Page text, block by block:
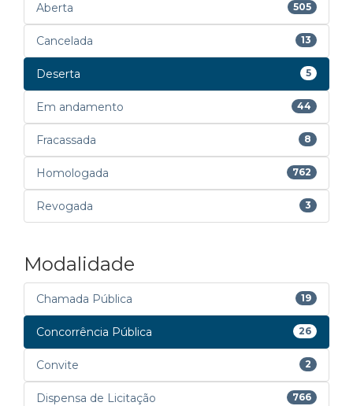
Aberta 505
Cancelada 13
Deserta 5
Em andamento 44
Fracassada 8
Homologada 762
Revogada 3
Modalidade
Chamada Pública 19
Concorrência Pública 26
Convite 2
Dispensa de Licitação 766